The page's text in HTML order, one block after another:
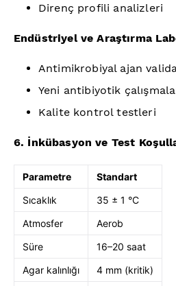
Direnç profili analizleri
Endüstriyel ve Araştırma
Antimikrobiyal ajan
Yeni antibiyotik
Kalite kontrol testleri
6. İnkübasyon ve Test
Parametre
Standart
Sıcaklık
35 ± 1 °C
Atmosfer
Aerob
Süre
16–20 saat
Agar kalınlığı
4 mm (kritik)